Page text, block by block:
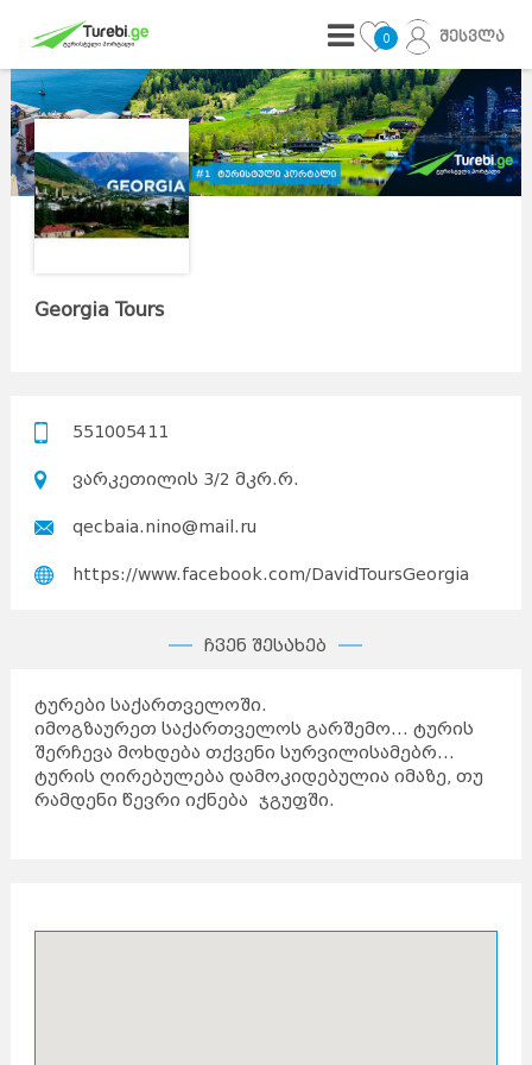
0 შესვლა
Georgia Tours
551005411
ვარკეთილის 3/2 მკრ.რ.
qecbaia.nino@mail.ru
https://www.facebook.com/DavidToursGeorgia
ჩვენ შესახებ
ტურები საქართველოში.
იმოგზაურეთ საქართველოს გარშემო... ტურის
შერჩევა მოხდება თქვენი სურვილისამებრ...
ტურის ღირებულება დამოკიდებულია იმაზე, თუ
რამდენი წევრი იქნება ჯგუფში.